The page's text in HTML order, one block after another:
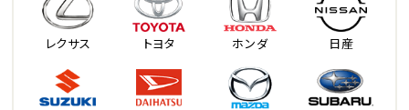
レクサス トヨタ ホンダ 日産